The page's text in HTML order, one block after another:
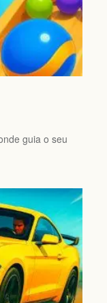
guia o seu